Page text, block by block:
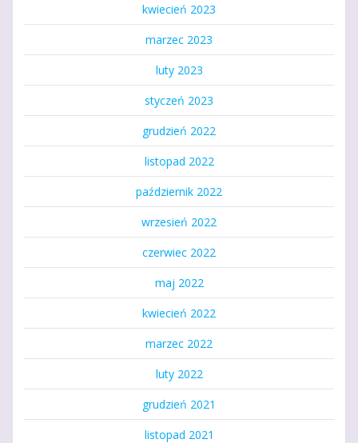
kwiecień 2023
marzec 2023
luty 2023
styczeń 2023
grudzień 2022
listopad 2022
październik 2022
wrzesień 2022
czerwiec 2022
maj 2022
kwiecień 2022
marzec 2022
luty 2022
grudzień 2021
listopad 2021